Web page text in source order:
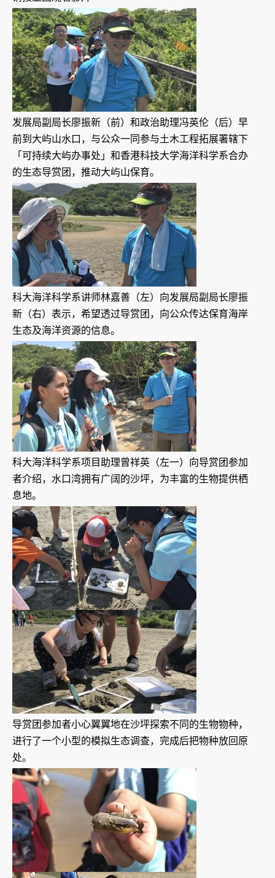
发展局副局长廖振新（前）和政治助理冯英伦（后）早
前到大屿山水口，与公众一同参与土木工程拓展署辖下
「可持续大屿办事处」和香港科技大学海洋科学系合办
的生态导赏团，推动大屿山保育。
科大海洋科学系讲师林嘉善（左）向发展局副局长廖振
新（右）表示，希望透过导赏团，向公众传达保育海岸
生态及海洋资源的信息。
科大海洋科学系项目助理曾祥英（左一）向导赏团参加
者介绍，水口湾拥有广阔的沙坪，为丰富的生物提供栖
息地。
导赏团参加者小心翼翼地在沙坪探索不同的生物物种，
进行了一个小型的模拟生态调查，完成后把物种放回原
处。